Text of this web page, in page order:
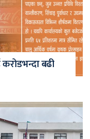
बढी